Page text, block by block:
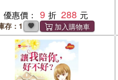
優惠價： 9 288
存：1